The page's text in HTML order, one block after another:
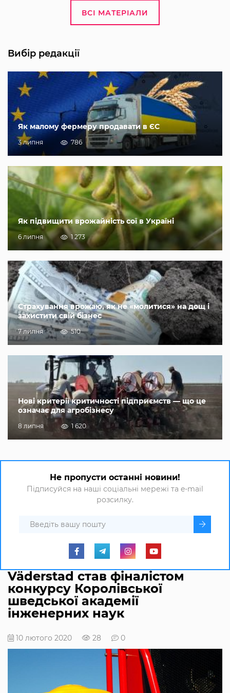
ВСІ МАТЕРІАЛИ
Вибір редакції
Як малому фермеру продавати в ЄС
3 липня 786
Як підвищити врожайність сої в Україні
6 липня 1 273
Страхування врожаю, як не «молитися» на дощ і
захистити свій бізнес
7 липня 510
Нові критерії критичності підприємств — що це
означає для агробізнесу
8 липня 1 620
Не пропусти останні новини!
Підписуйся на наші соціальні мережі та e-mail
розсилку.
Väderstad став фіналістом
конкурсу Королівської
шведської академії
інженерних наук
10 лютого 2020 28 0